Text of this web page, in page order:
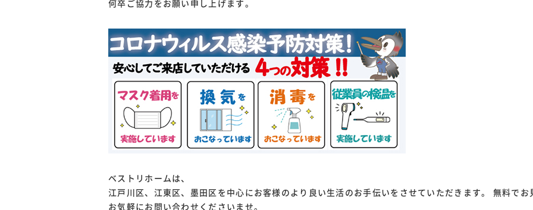
何卒ご協力をお願い申し上げます。
ベストリホームは、
江戸川区、江東区、墨田区を中心にお客様のより良い生活のお手伝いをさせていただきます。 無料でお
お気軽にお問い合わせくださいませ。